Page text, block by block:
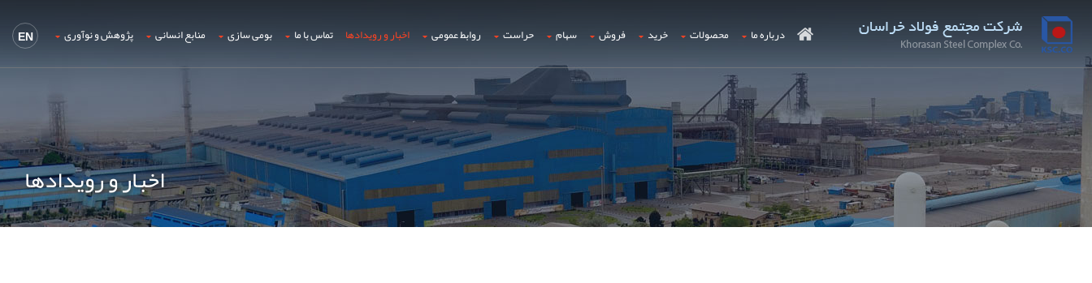
EN درباره ما محصولات خرید فروش سهام حراست روابط عمومی اخبار و رویدادها تماس با ما بومی سازی منابع انسانی پژوهش و نوآوری
اخبار و رویدادها